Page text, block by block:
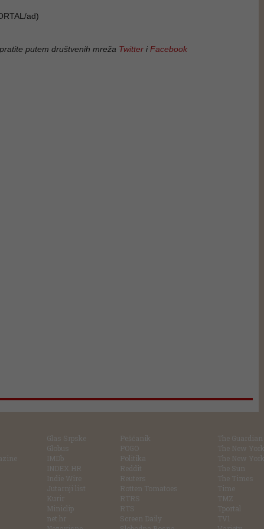
ad)
pratite putem društvenih mreža Twitter iFacebook
Glas Srpske
Globus
IMDb
INDEX.HR
Indie Wire
Jutarnji list
Kurir
Miniclip
net.hr
Pešćanik
POGO
Politika
Reddit
Reuters
Rotten Tomatoes
RTRS
RTS
Screen Daily
The Guardian
The New
The New
The Sun
The Times
Time
TMZ
Tportal
TV1